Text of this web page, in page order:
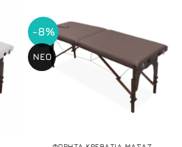
-8%
ΝΕΟ